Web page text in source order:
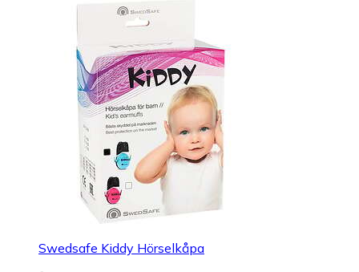
Swedsafe Kiddy Hörselkåpa